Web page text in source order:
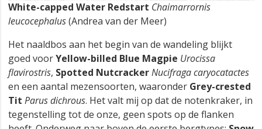
White-capped Water Redstart Chaimarrornis
leucocephalus(Andrea van der Meer)
Het naaldbos aan het begin van de wandeling blijkt
goed voorYellow-billed Blue Magpie Urocissa
flavirostris, Spotted NutcrackerNucifraga caryocatactes
en een aantal mezensoorten, waaronder Grey-crested
Tit Parus dichrous. Het valt mij op dat de notenkraker, in
tegenstelling tot de onze, geen spots op de flanken